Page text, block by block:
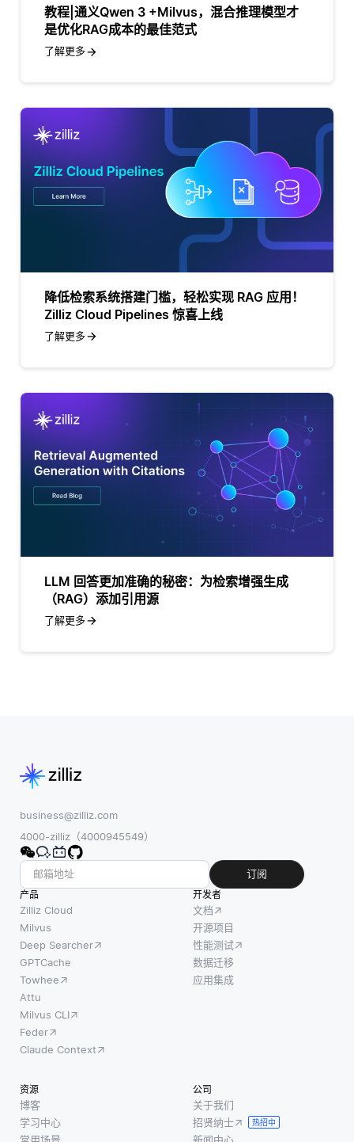
教程|通义Qwen 3 +Milvus，混合推理模型才
是优化RAG成本的最佳范式
了解更多
降低检索系统搭建门槛，轻松实现 RAG 应用！
Zilliz Cloud Pipelines 惊喜上线
了解更多
LLM 回答更加准确的秘密：为检索增强生成
（RAG）添加引用源
了解更多
business@zilliz.com
4000-zilliz（4000945549）
订阅
产品
Zilliz Cloud
Milvus
Deep Searcher
GPTCache
Towhee
Attu
Milvus CLI
Feder
Claude Context
开发者
文档
开源项目
性能测试
数据迁移
应用集成
资源
博客
学习中心
常用场景
公司
关于我们
招贤纳士
热招中
新闻中心